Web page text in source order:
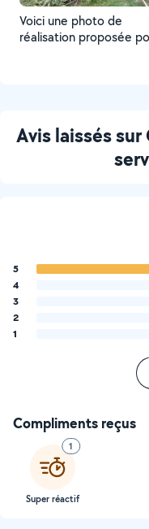
Voici une photo de
réalisation proposée
Avis laissés sur
5
4
3
2
1
Compliments reçus
1
Super réactif